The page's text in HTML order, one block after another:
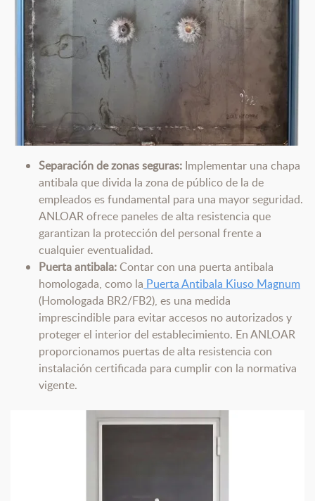
Separación de zonas seguras: Implementar una chapa
antibala que divida la zona de público de la de
empleados es fundamental para una mayor seguridad.
ANLOAR ofrece paneles de alta resistencia que
garantizan la protección del personal frente a
cualquier eventualidad.
Puerta antibala:Contar con una puerta antibala
homologada, como la Puerta Antibala Kiuso Magnum
(Homologada BR2/FB2), es una medida
imprescindible para evitar accesos no autorizados y
proteger el interior del establecimiento. En ANLOAR
proporcionamos puertas de alta resistencia con
instalación certificada para cumplir con la normativa
vigente.